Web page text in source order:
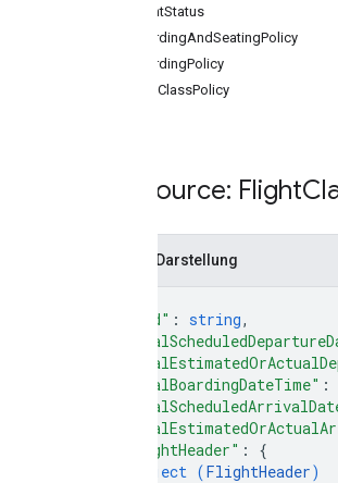
FlightStatus
BoardingAndSeatingPolicy
BoardingPolicy
SeatClassPolicy
Ressource: Flight
JSON-Darstellung
"kind" : string,
"localBoardingDateTime" :
"flightHeader" : {
object (FlightHeader)